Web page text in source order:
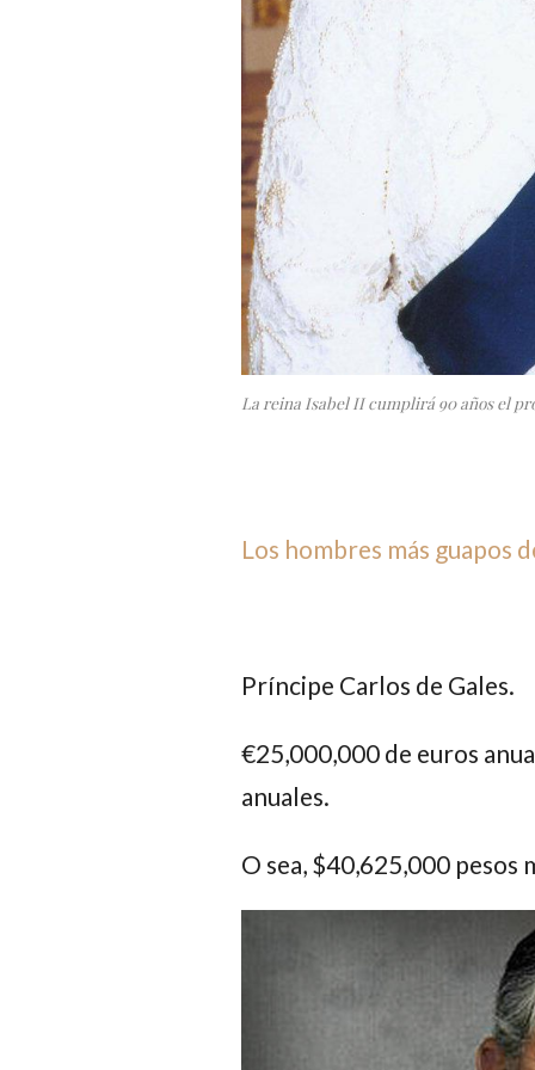
La reina Isabel II cumplirá 90 años el
Los hombres más guapos
Príncipe Carlos de Gales.
€25,000,000 de euros
anuales.
O sea, $40,625,000 pesos